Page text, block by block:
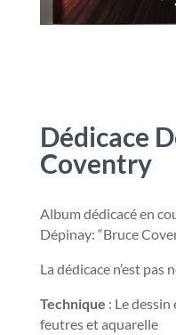
Dédicace
Coventry
Album dédicacé en
Dépinay: “Bruce
La dédicace n’est pas
Technique : Le
feutres et aquarelle